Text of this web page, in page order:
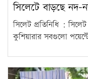
সিলেটে বাড়ছে নদ-
সিলেট প্রতিনিধি :
কুশিয়ারার সবগুলো